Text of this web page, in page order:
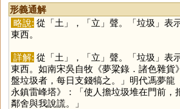
形義通解
略說: 從「土 」，「立 」聲。「垃圾」表
東西。
詳解: 從「土 」，「立 」聲。「垃圾」表
東西。如南宋吳自牧《夢粱錄．諸色雜貨
盤垃圾者，每日支錢犒之。」明代馮夢龍
永鎮雷峰塔》：「使人擔垃圾堆在門前，
鄰舍與我說謊。」